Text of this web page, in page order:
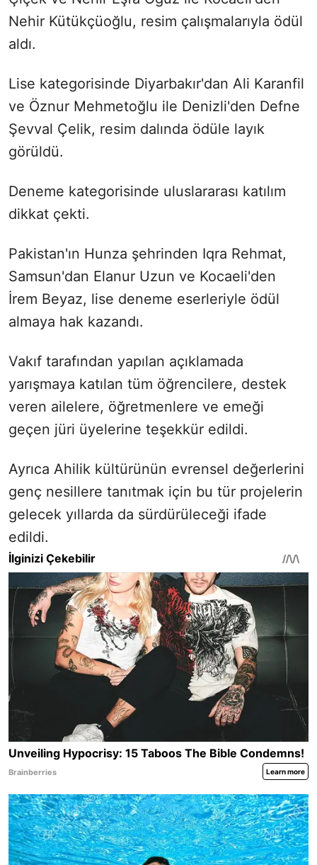
Nehir Kütükçüoğlu, resim çalışmalarıyla ödül
aldı.
Lise kategorisinde Diyarbakır'dan Ali Karanfil
ve Öznur Mehmetoğlu ile Denizli'den Defne
Şevval Çelik, resim dalında ödüle layık
görüldü.
Deneme kategorisinde uluslararası katılım
dikkat çekti.
Pakistan'ın Hunza şehrinden Iqra Rehmat,
Samsun'dan Elanur Uzun ve Kocaeli'den
İrem Beyaz, lise deneme eserleriyle ödül
almaya hak kazandı.
Vakıf tarafından yapılan açıklamada
yarışmaya katılan tüm öğrencilere, destek
veren ailelere, öğretmenlere ve emeği
geçen jüri üyelerine teşekkür edildi.
Ayrıca Ahilik kültürünün evrensel değerlerini
genç nesillere tanıtmak için bu tür projelerin
gelecek yıllarda da sürdürüleceği ifade
edildi.